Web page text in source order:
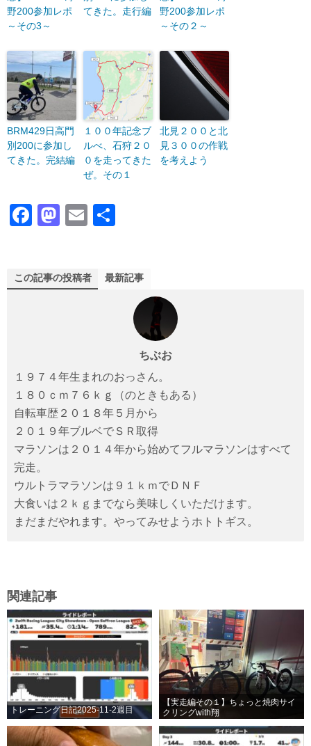
野200参加レポ
～その3～
てきた。走行編
野200参加レポ
～その２～
BRM429日高門
別200に参加し
てきた。完結編
１００年記念ブ
ルべ、石狩２０
０を走ってきた
ぜ。その１
北見２００と北
見３００の作戦
を考えよう
F
e
k
M
o
E
この記事の投稿者 最新記事
ちぶお
１９７４年生まれのおっさん。
１８０ｃｍ７６ｋｇ（のときもある）
自転車歴２０１８年５月から
２０１９年ブルベでＳＲ取得
マラソンは２０１４年から始めてフルマラソンはすべて
完走。
ウルトラマラソンは９１ｋｍでＤＮＦ
大食いは２ｋｇまでなら美味しくいただけます。
まだまだやれます。やってみせようホトトギス。
関連記事
トレーニング日記2025-11-2週目
【実走編その１】ちょっと焼肉サイ
クリングwith翔